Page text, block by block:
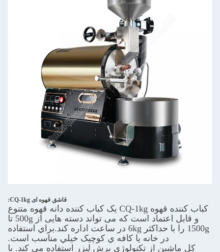
قاشق قهوه ای CQ-1kg:
کباب کننده قهوه CQ-1kg یک کباب کننده دانه قهوه متنوع
و قابل اعتماد است که می تواند دسته هایی از 500g تا
1500g را با حداکثر 6kg در ساعت اداره کند.براي استفاده
در خانه يا کافه ي کوچيک خيلي مناسب است.
کل ماشین از تکنولوژی برش لیزر استفاده می کند. با